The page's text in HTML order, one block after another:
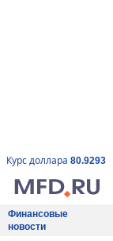
Курс доллара 80.9293
Финансовые
новости